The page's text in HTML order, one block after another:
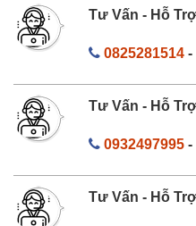
Tư Vấn - Hỗ
0825281514-
Tư Vấn - Hỗ
0932497995-
Tư Vấn - Hỗ